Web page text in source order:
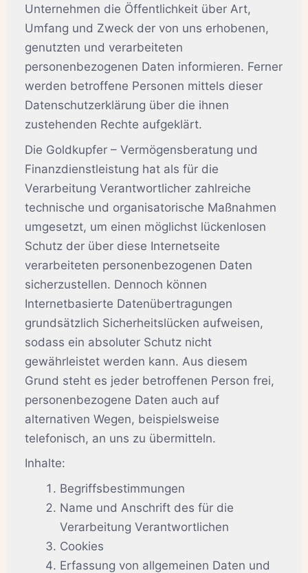
Unternehmen die Öffentlichkeit über Art,
Umfang und Zweck der von uns erhobenen,
genutzten und verarbeiteten
personenbezogenen Daten informieren. Ferner
werden betroffene Personen mittels dieser
Datenschutzerklärung über die ihnen
zustehenden Rechte aufgeklärt.
Die Goldkupfer – Vermögensberatung und
Finanzdienstleistung hat als für die
Verarbeitung Verantwortlicher zahlreiche
technische und organisatorische Maßnahmen
umgesetzt, um einen möglichst lückenlosen
Schutz der über diese Internetseite
verarbeiteten personenbezogenen Daten
sicherzustellen. Dennoch können
Internetbasierte Datenübertragungen
grundsätzlich Sicherheitslücken aufweisen,
sodass ein absoluter Schutz nicht
gewährleistet werden kann. Aus diesem
Grund steht es jeder betroffenen Person frei,
personenbezogene Daten auch auf
alternativen Wegen, beispielsweise
telefonisch, an uns zu übermitteln.
Inhalte:
Begriffsbestimmungen
Name und Anschrift des für die
Verarbeitung Verantwortlichen
Cookies
Erfassung von allgemeinen Daten und